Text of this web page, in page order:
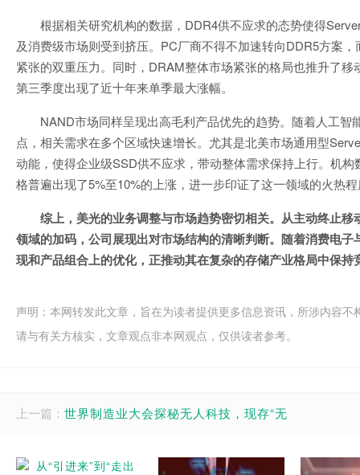
根据相关研究机构的数据，DDR4供不应求的态势使得
及消费级市场则受到挤压。PC厂商不得不加速转向DDR5方案
紧张的双重压力。同时，DRAM整体市场紧张的格局也推升了
第三季度出现了近十年来单季最大涨幅。
NAND市场同样呈现出高毛利产品优先的趋势。随着人工
点，相关需求在多个区域快速增长。尤其是北美市场通用型
动能，使得企业级SSD供不应求，带动整体需求保持上行。机
格普遍出现了5%至10%的上涨，进一步印证了这一领域的火热
综上，美光的业务调整与市场趋势密切相关。从主动终止
领域的加码，公司展现出对市场结构的清晰判断。随着消费电
现和产品组合上的优化，正推动其在复杂的存储产业格局中保
声明：本网转发此文章，旨在为读者提供更多信息资讯，所涉内容
请与有关方核实，文章观点非本网观点，仅供读者参考。
上一篇： 世界制造业大会探秘无人科技，现存“无